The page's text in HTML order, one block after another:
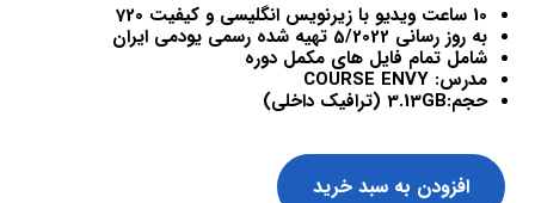
10 ساعت ویدیو با زیرنویس انگلیسی و کیفیت 720
به روز رسانی 5/2022 تهیه شده رسمی یودمی ایران
شامل تمام فایل های مکمل دوره
مدرس: COURSE ENVY
حجم:3.13GB (ترافیک داخلی)
افزودن به سبد خرید